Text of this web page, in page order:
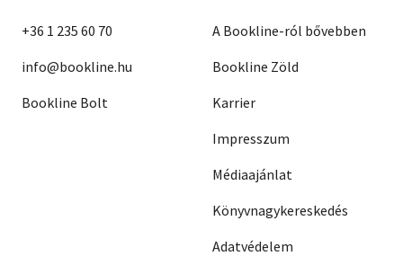
+36 1 235 60 70
info@bookline.hu
Bookline Bolt
A Bookline-ról bővebben
Bookline Zöld
Karrier
Impresszum
Médiaajánlat
Könyvnagykereskedés
Adatvédelem